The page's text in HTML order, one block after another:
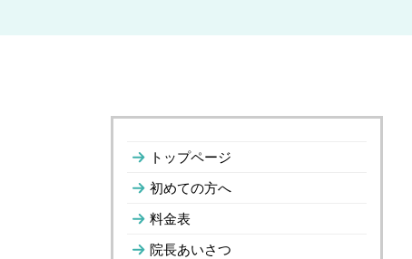
トップページ
初めての方へ
料金表
院長あいさつ